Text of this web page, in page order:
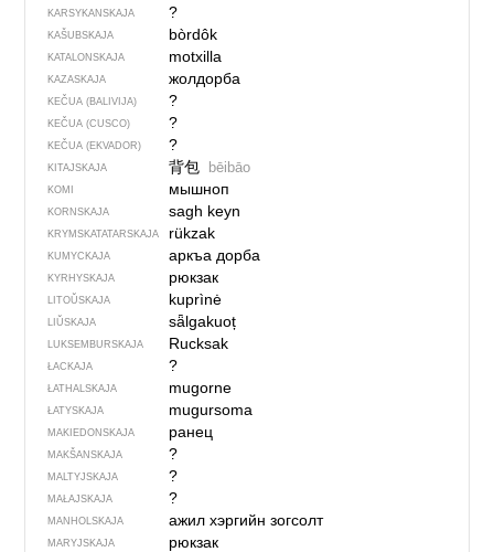
KARSYKANSKAJA ?
KAŠUBSKAJA bòrdôk
KATALONSKAJA motxilla
KAZASKAJA жолдорба
KEČUA (BALIVIJA) ?
KEČUA (CUSCO) ?
KEČUA (EKVADOR) ?
KITAJSKAJA 背包 bēibāo
KOMI мышноп
KORNSKAJA sagh keyn
KRYMSKA­TATARSKAJA rükzak
KUMYCKAJA аркъа дорба
KYRHYSKAJA рюкзак
LITOŬSKAJA kuprìnė
LIŬSKAJA sǟlgakuoț
LUKSEMBURSKAJA Rucksak
ŁACKAJA ?
ŁATHALSKAJA mugorne
ŁATYSKAJA mugursoma
MAKIEDONSKAJA ранец
MAKŠANSKAJA ?
MALTYJSKAJA ?
MAŁAJSKAJA ?
MANHOLSKAJA ажил хэргийн зогсолт
MARYJSKAJA рюкзак